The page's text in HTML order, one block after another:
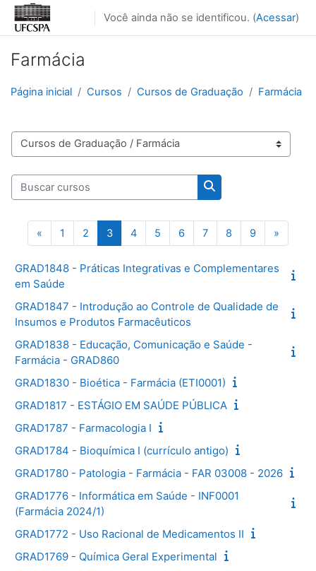
Ir para o conteúdo principal
Você ainda não se identificou. (Acessar)
Farmácia
Página inicial Cursos Cursos de Graduação Farmácia
Categorias de Cursos
Buscar cursos
Buscar cursos
« Página anterior
1 Página 1
2 Página 2
3Página 3
4Página 4
5 Página 5
6Página 6
7Página 7
8 Página 8
9Página 9
»
GRAD1848 - Práticas Integrativas e Complementares
em Saúde
GRAD1847 - Introdução ao Controle de Qualidade de
Insumos e Produtos Farmacêuticos
GRAD1838 - Educação, Comunicação e Saúde -
Farmácia - GRAD860
GRAD1830 - Bioética - Farmácia (ETI0001)
GRAD1817 - ESTÁGIO EM SAÚDE PÚBLICA
GRAD1787 - Farmacologia I
GRAD1784 - Bioquímica I (currículo antigo)
GRAD1780 - Patologia - Farmácia - FAR 03008 - 2026
GRAD1776 - Informática em Saúde - INF0001
(Farmácia 2024/1)
GRAD1772 - Uso Racional de Medicamentos II
GRAD1769 - Química Geral Experimental